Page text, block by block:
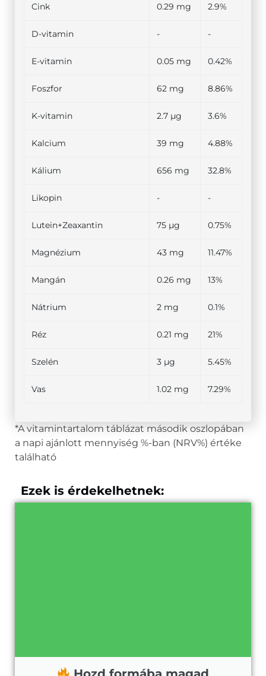
Cink 0.29 mg 2.9%
D-vitamin - -
E-vitamin 0.05 mg 0.42%
Foszfor 62 mg 8.86%
K-vitamin 2.7 µg 3.6%
Kalcium 39 mg 4.88%
Kálium 656 mg 32.8%
Likopin - -
Lutein+Zeaxantin 75 µg 0.75%
Magnézium 43 mg 11.47%
Mangán 0.26 mg 13%
Nátrium 2 mg 0.1%
Réz 0.21 mg 21%
Szelén 3 µg 5.45%
Vas 1.02 mg 7.29%
*A vitamintartalom táblázat második oszlopában
a napi ajánlott mennyiség %-ban (NRV%) értéke
található
Ezek is érdekelhetnek: